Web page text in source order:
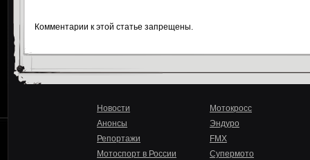
Комментарии к этой статье запрещены.
Новости
Анонсы
Репортажи
Мотоспорт в России
Мотокросс
Эндуро
FMX
Супермото